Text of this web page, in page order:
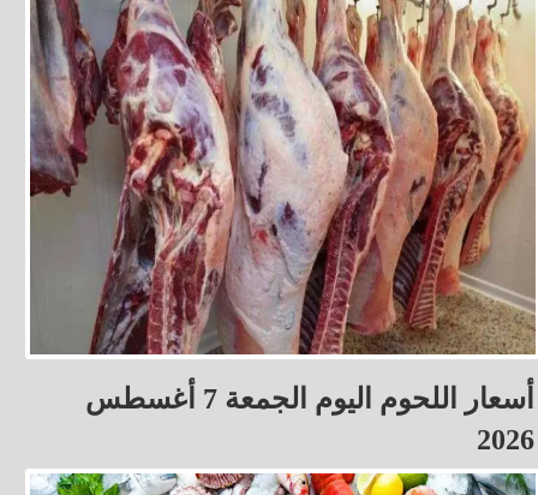
أسعار اللحوم اليوم الجمعة 7 أغسطس
2026